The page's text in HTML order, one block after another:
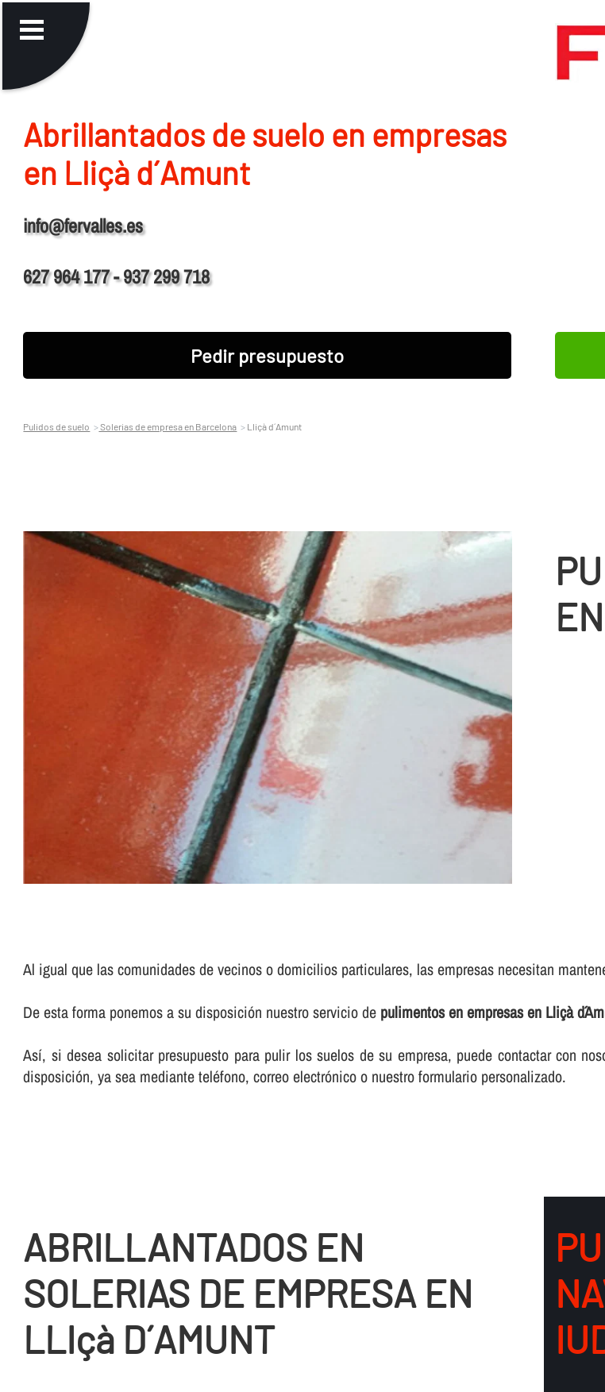
Abrillantados de suelo en empresas
en Lliçà d´Amunt
info@fervalles.es
627 964 177 - 937 299 718
Pedir presupuesto
Pulidos de suelo Solerias de empresa en Barcelona Lliçà d´Amunt
Al igual que las comunidades de vecinos o domicilios particulares, las empresas necesitan
De esta forma ponemos a su disposición nuestro servicio de pulimentos en empresas en Lliçà
Así­, si desea solicitar presupuesto para pulir los suelos de su empresa, puede contactar con
disposición, ya sea mediante teléfono, correo electrónico o nuestro formulario personalizado.
ABRILLANTADOS EN
SOLERIAS DE EMPRESA EN
LLIçà D´AMUNT